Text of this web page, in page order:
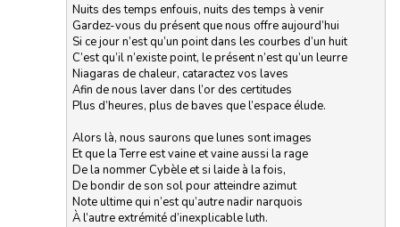
Nuits des temps enfouis, nuits des temps à venir
Gardez-vous du présent que nous offre aujourd’hui
Si ce jour n’est qu’un point dans les courbes d’un huit
C’est qu’il n’existe point, le présent n’est qu’un leurre
Niagaras de chaleur, cataractez vos laves
Afin de nous laver dans l’or des certitudes
Plus d’heures, plus de baves que l’espace élude.
Alors là, nous saurons que lunes sont images
Et que la Terre est vaine et vaine aussi la rage
De la nommer Cybèle et si laide à la fois,
De bondir de son sol pour atteindre azimut
Note ultime qui n’est qu’autre nadir narquois
À l’autre extrémité d’inexplicable luth.